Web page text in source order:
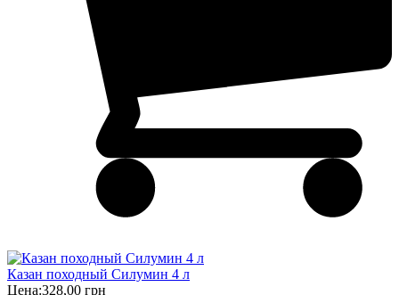
Казан походный Силумин 4 л
Цена:328,00 грн